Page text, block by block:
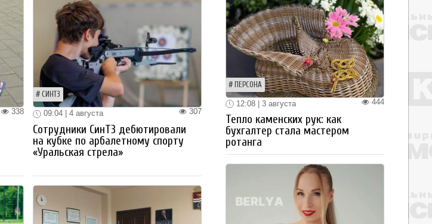
338
СИНТЗ
307
09:04 | 4 августа
Сотрудники СинТЗ дебютировали
на кубке по арбалетному спорту
«Уральская стрела»
ПЕРСОНА
444
12:08 | 3 августа
Тепло каменских рук: как
бухгалтер стала мастером
ротанга